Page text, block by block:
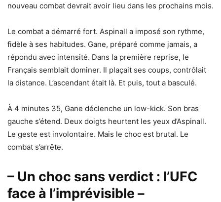
nouveau combat devrait avoir lieu dans les prochains mois.
Le combat a démarré fort. Aspinall a imposé son rythme,
fidèle à ses habitudes. Gane, préparé comme jamais, a
répondu avec intensité. Dans la première reprise, le
Français semblait dominer. Il plaçait ses coups, contrôlait
la distance. L’ascendant était là. Et puis, tout a basculé.
À 4 minutes 35, Gane déclenche un low-kick. Son bras
gauche s’étend. Deux doigts heurtent les yeux d’Aspinall.
Le geste est involontaire. Mais le choc est brutal. Le
combat s’arrête.
– Un choc sans verdict : l’UFC
face à l’imprévisible –